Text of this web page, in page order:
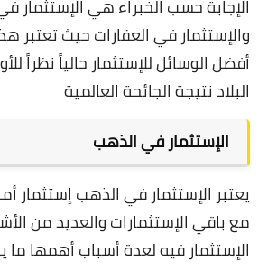
الإجابة حسب الخبراء هي الإستثمار
والإستثمار في العقارات حيث تعتبر
أفضل الوسائل للإستثمار حالياً نظراً
البلاد نتيجة الجائحة العالمية
الإستثمار في الذهب
يعتبر الإستثمار في الذهب إستثمار
مع باقي الإستثمارات والعديد من
الإستثمار فيه لعدة أسباب أهمها ما